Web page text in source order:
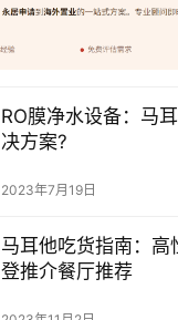
RO膜净水设备：马
决方案?
2023年7月19日
马耳他吃货指南：高
登推介餐厅推荐